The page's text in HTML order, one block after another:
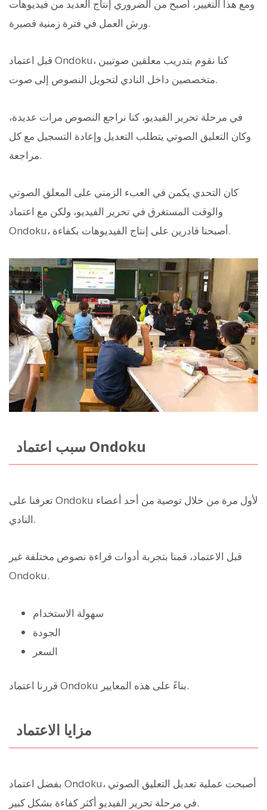
ومع هذا التغيير، أصبح من الضروري إنتاج العديد من فيديوهات
ورش العمل في فترة زمنية قصيرة.
قبل اعتماد Ondoku، كنا نقوم بتدريب معلقين صوتيين
متخصصين داخل النادي لتحويل النصوص إلى صوت.
في مرحلة تحرير الفيديو، كنا نراجع النصوص مرات عديدة،
وكان التعليق الصوتي يتطلب التعديل وإعادة التسجيل مع كل
مراجعة.
كان التحدي يكمن في العبء الزمني على المعلق الصوتي
والوقت المستغرق في تحرير الفيديو، ولكن مع اعتماد
Ondoku، أصبحنا قادرين على إنتاج الفيديوهات بكفاءة.
سبب اعتماد Ondoku
تعرفنا على Ondoku لأول مرة من خلال توصية من أحد أعضاء
النادي.
قبل الاعتماد، قمنا بتجربة أدوات قراءة نصوص مختلفة غير
Ondoku.
سهولة الاستخدام
الجودة
السعر
قررنا اعتماد Ondoku بناءً على هذه المعايير.
مزايا الاعتماد
بفضل اعتماد Ondoku، أصبحت عملية تعديل التعليق الصوتي
في مرحلة تحرير الفيديو أكثر كفاءة بشكل كبير.